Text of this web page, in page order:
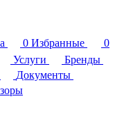
0 Избранные
0
Услуги
Бренды
Документы